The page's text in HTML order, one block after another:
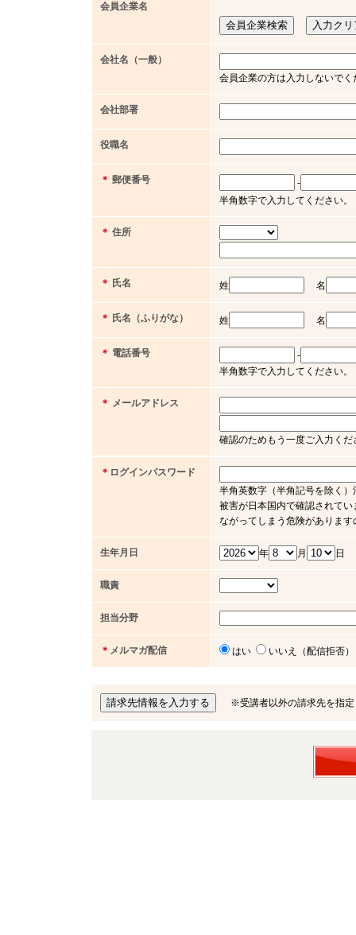
会員企業名
会社名（一般）
会員企業の方は入力しないで
会社部署
役職名
＊ 郵便番号
-
半角数字で入力してください。
＊ 住所
＊ 氏名 姓 名
＊ 氏名（ふりがな） 姓 名
＊ 電話番号
-
半角数字で入力してください
＊ メールアドレス
確認のためもう一度ご入力くだ
＊ ログインパスワード
半角英数字（半角記号を除く
被害が日本国内で確認されて
ながってしまう危険がありま
生年月日 年 月 日
職責
担当分野
＊ メルマガ配信 はい いいえ（配信拒否）
※受講者以外の請求先を指定